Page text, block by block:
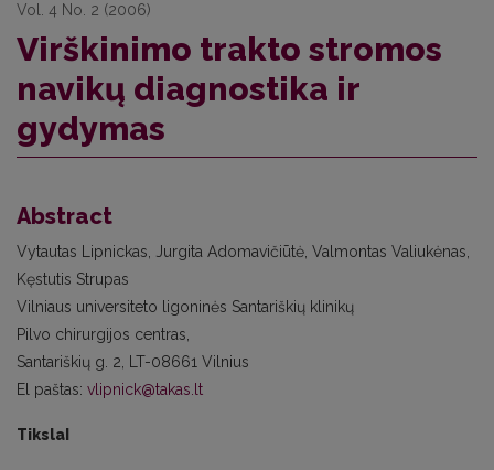
Vol. 4 No. 2 (2006)
Virškinimo trakto stromos
navikų diagnostika ir
gydymas
Abstract
Vytautas Lipnickas, Jurgita Adomavičiūtė, Valmontas Valiukėnas,
Kęstutis Strupas
Vilniaus universiteto ligoninės Santariškių klinikų
Pilvo chirurgijos centras,
Santariškių g. 2, LT-08661 Vilnius
El paštas: vlipnick@takas.lt
TikslaI